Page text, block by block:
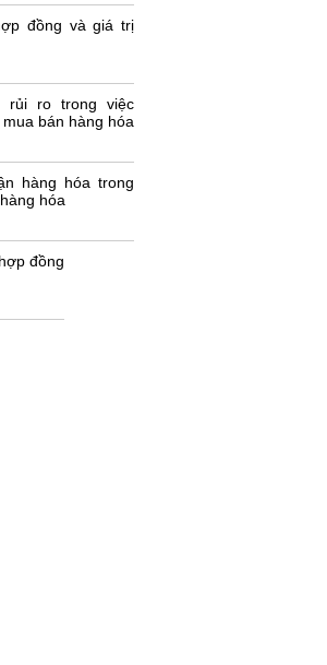
đồng và giá trị
rủi ro trong việc
bán hàng hóa
hàng hóa trong
hóa
đồng